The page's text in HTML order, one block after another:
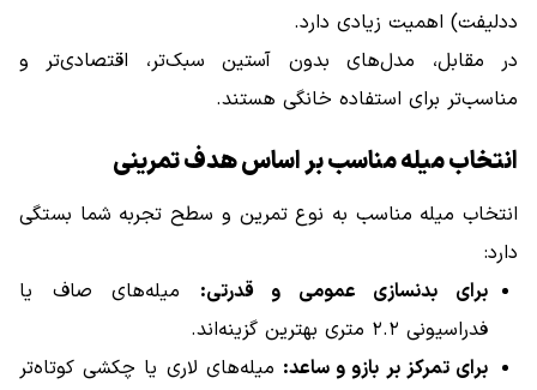
ددلیفت) اهمیت زیادی دارد.
در مقابل، مدل‌های بدون آستین سبک‌تر، اقتصادی‌تر و
مناسب‌تر برای استفاده خانگی هستند.
انتخاب میله مناسب بر اساس هدف تمرینی
انتخاب میله مناسب به نوع تمرین و سطح تجربه شما بستگی
دارد:
برای بدنسازی عمومی و قدرتی: میله‌های صاف یا
فدراسیونی ۲.۲ متری بهترین گزینه‌اند.
برای تمرکز بر بازو و ساعد: میله‌های لاری یا چکشی کوتاه‌تر